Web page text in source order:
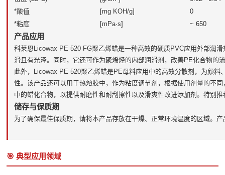
*酸值
[mg KOH/g]
0
*粘度
[mPa·s] ~ 650
产品应用
科莱恩Licowax PE 520 FG聚乙烯蜡是一种高效的硬质PVC应用外部润
滑且有光泽。同时，它还可作为聚烯烃的内部润滑剂，改善PE化合物的
此外，Licowax PE 520聚乙烯蜡是PE母料应用中的高效分散剂，为颜
性。该产品还可以用于热熔胶中，作为粘度调节剂，根据使用剂量的不
中的蜡化合物，以提供耐磨性和耐刮擦性以及滑爽性改进添加剂。特别
储存与保质期
为了确保最佳保质期，请将本产品存放在干燥、正常环境温度的区域。
🎯 典型应用领域